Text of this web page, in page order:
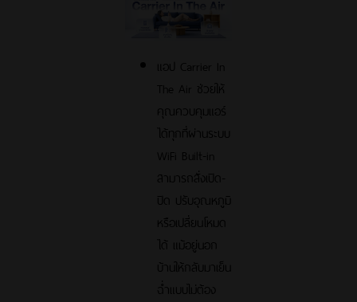
แอป Carrier In
The Air ช่วยให้
คุณควบคุมแอร์
ได้ทุกที่ผ่านระบบ
WiFi Built-in
สามารถสั่งเปิด-
ปิด ปรับอุณหภูมิ
หรือเปลี่ยนโหมด
ได้ แม้อยู่นอก
บ้านให้กลับมาเย็น
ฉ่ำแบบไม่ต้อง